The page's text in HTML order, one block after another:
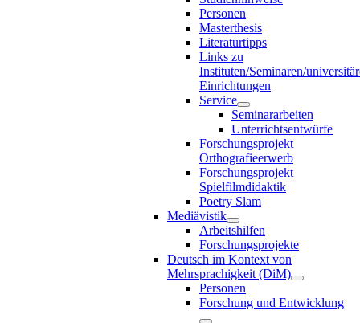
Personen
Masterthesis
Literaturtipps
Links zu
Instituten/Seminaren/
Einrichtungen
Service
Seminararbeiten
Unterrichtsentwürfe
Forschungsprojekt
Orthografieerwerb
Forschungsprojekt
Spielfilmdidaktik
Poetry Slam
Mediävistik
Arbeitshilfen
Forschungsprojekte
Deutsch im Kontext von
Mehrsprachigkeit (DiM)
Personen
Forschung und Entwicklung